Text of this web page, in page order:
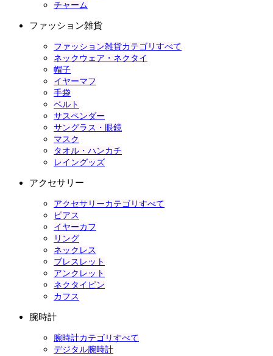
チャーム
ファッション雑貨
ファッション雑貨カテゴリすべて
ネックウェア・ネクタイ
帽子
イヤーマフ
手袋
ベルト
サスペンダー
サングラス・眼鏡
マスク
タオル・ハンカチ
レイングッズ
アクセサリー
アクセサリーカテゴリすべて
ピアス
イヤーカフ
リング
ネックレス
ブレスレット
アンクレット
ネクタイピン
カフス
腕時計
腕時計カテゴリすべて
デジタル腕時計